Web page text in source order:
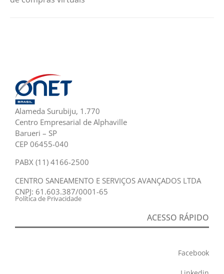
Alameda Surubiju, 1.770
Centro Empresarial de Alphaville
Barueri – SP
CEP 06455-040
PABX (11) 4166-2500
CENTRO SANEAMENTO E SERVIÇOS AVANÇADOS LTDA
CNPJ: 61.603.387/0001-65
Política de Privacidade
ACESSO RÁPIDO
Facebook